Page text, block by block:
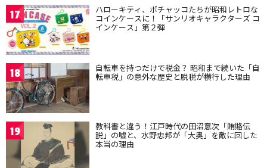
17 ハローキティ、ポチャッコたちが昭和レトロな
コインケースに！「サンリオキャラクターズ コ
インケース」第２弾
18 自転車を持つだけで税金？ 昭和まで続いた「自
転車税」の意外な歴史と脱税が横行した理由
19 教科書と違う！江戸時代の田沼意次「賄賂伝
説」の嘘と、水野忠邦が「大奥」を敵に回した
本当の理由